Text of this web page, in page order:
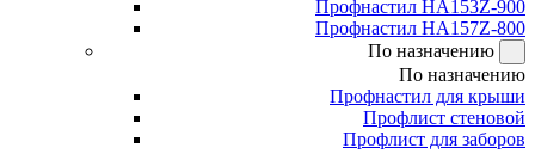
Профнастил НА153Z-900
Профнастил НА157Z-800
По назначению
По назначению
Профнастил для крыши
Профлист стеновой
Профлист для заборов